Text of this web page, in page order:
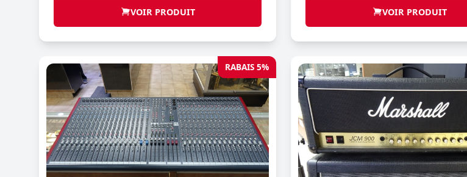
VOIR PRODUIT VOIR PRODUIT
RABAIS 5%